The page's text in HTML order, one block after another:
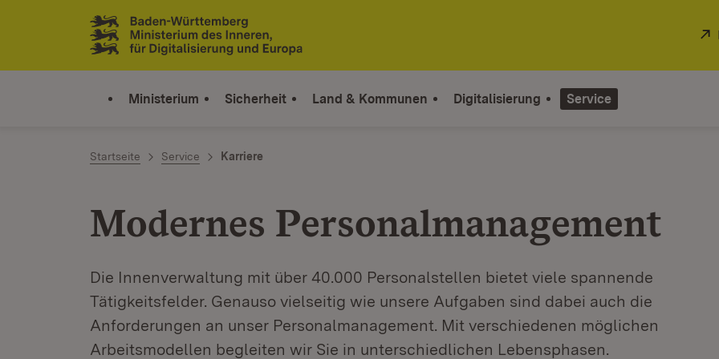
Zum Inhalt springen
Link zur Startseite
Ministerium Sicherheit Land & Kommunen Digitalisierung Service
Startseite Service Karriere
Modernes Personalmanagement
Die Innenverwaltung mit über 40.000 Personalstellen bietet viele spannende
Tätigkeitsfelder. Genauso vielseitig wie unsere Aufgaben sind dabei auch die
Anforderungen an unser Personalmanagement. Mit verschiedenen möglichen
Arbeitsmodellen begleiten wir Sie in unterschiedlichen Lebensphasen.